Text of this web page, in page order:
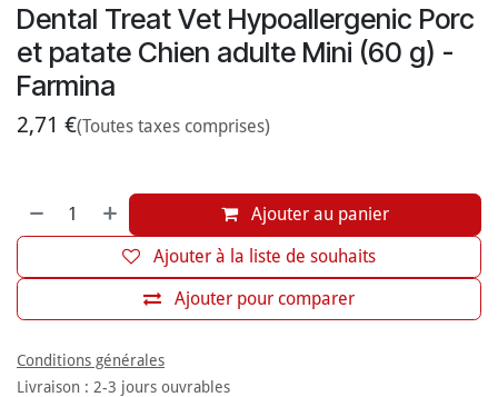
Dental Treat Vet Hypoallergenic Porc
et patate Chien adulte Mini (60 g) -
Farmina
2,71 €(Toutes taxes comprises)
Ajouter au panier
Ajouter pour comparer
Ajouter à la liste de souhaits
Conditions générales
Livraison : 2-3 jours ouvrables